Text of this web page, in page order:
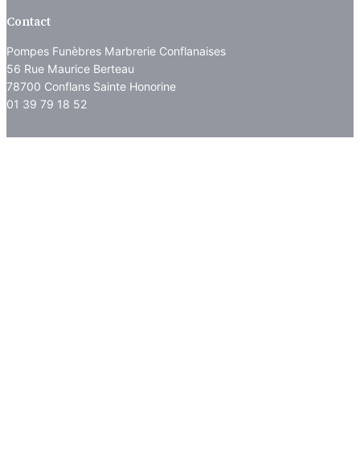
Contact
Pompes Funèbres Marbrerie Conflanaises
56 Rue Maurice Berteau
78700 Conflans Sainte Honorine
01 39 79 18 52